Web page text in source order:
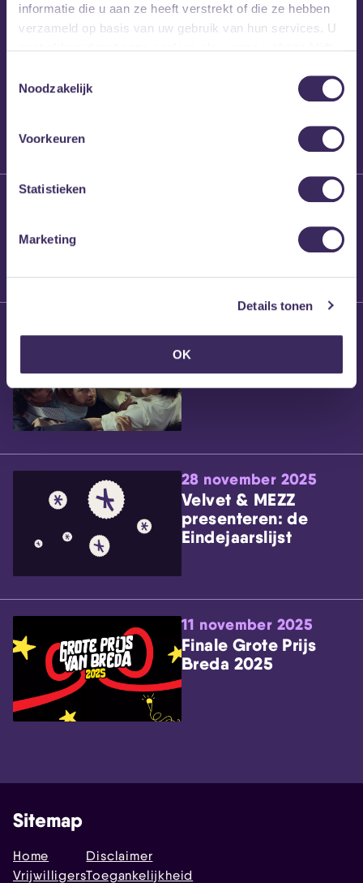
informatie die u aan ze heeft verstrekt of die ze hebben
verzameld op basis van uw gebruik van hun services. U
Noodzakelijk
Voorkeuren
Statistieken
Marketing
Details tonen
OK
26 maart 2026
Willem’s Blog: High
Brennt Vanneste
Willem’s Blog: Ão
28 november 2025
Velvet & MEZZ
presenteren: de
Eindejaarslijst
11 november 2025
Finale Grote Prijs
Breda 2025
Sitemap
Home
Vrijwilligers
Disclaimer
Toegankelijkheid